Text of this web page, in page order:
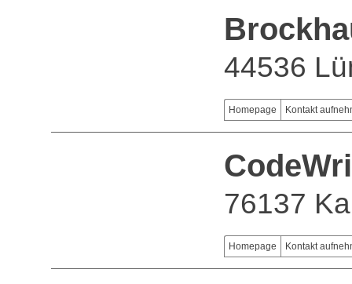
44536
Homepage Kontakt
76137
Homepage Kontakt